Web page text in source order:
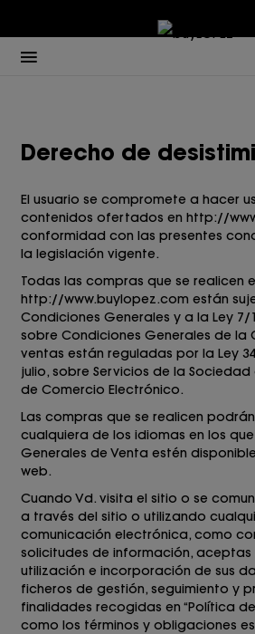
Derecho de
El usuario se compromete a hacer
contenidos ofertados en http://
conformidad con las presentes
la legislación vigente.
Todas las compras que se realicen
http://www.buylopez.com están
Condiciones Generales y a la Ley 7/
sobre Condiciones Generales de la
ventas están reguladas por la Ley
julio, sobre Servicios de la
de Comercio Electrónico.
Las compras que se realicen
cualquiera de los idiomas en los
Generales de Venta estén
web.
Cuando Vd. visita el sitio o se
a través del sitio o utilizando
comunicación electrónica, como
solicitudes de información, aceptas
utilización e incorporación de sus
ficheros de gestión, seguimiento y
finalidades recogidas en “Política
como los términos y obligaciones